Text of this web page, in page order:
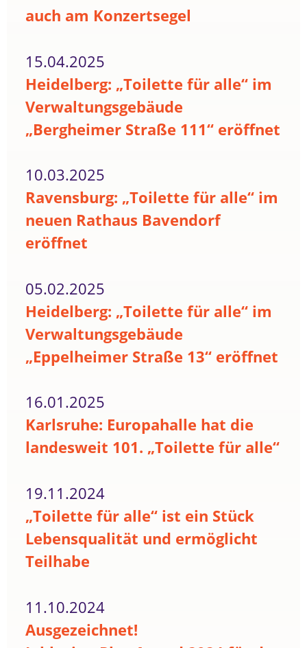
auch am Konzertsegel
15.04.2025
Heidelberg: „Toilette für alle“ im
Verwaltungsgebäude
„Bergheimer Straße 111“ eröffnet
10.03.2025
Ravensburg: „Toilette für alle“ im
neuen Rathaus Bavendorf
eröffnet
05.02.2025
Heidelberg: „Toilette für alle“ im
Verwaltungsgebäude
„Eppelheimer Straße 13“ eröffnet
16.01.2025
Karlsruhe: Europahalle hat die
landesweit 101. „Toilette für alle“
19.11.2024
„Toilette für alle“ ist ein Stück
Lebensqualität und ermöglicht
Teilhabe
11.10.2024
Ausgezeichnet!